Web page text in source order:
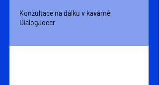
Konzultace na dálku v kavárně
DialogJocer